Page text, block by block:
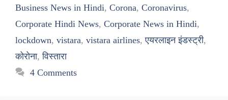
Business News in Hindi, Corona, Coronavirus,
Corporate Hindi News, Corporate News in Hindi,
lockdown, vistara, vistara airlines,एयरलाइन इंडस्ट्री,
कोरोना,विस्तारा
4 Comments